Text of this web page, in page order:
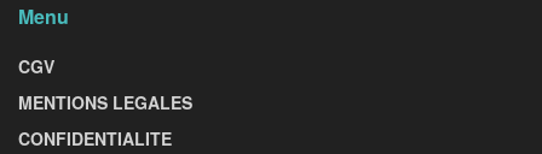
Menu
CGV
MENTIONS LEGALES
CONFIDENTIALITE